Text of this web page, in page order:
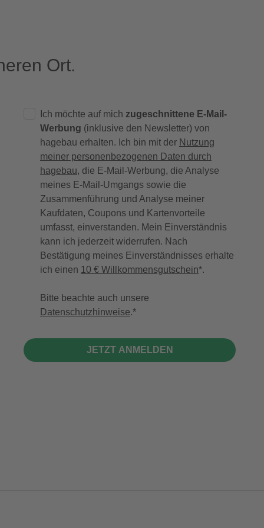
Ort.
Ich möchte auf mich zugeschnittene E-Mail-
Werbung (inklusive den Newsletter) von
hagebau erhalten. Ich bin mit der Nutzung
meiner personenbezogenen Daten durch
hagebau, die E-Mail-Werbung, die Analyse
meines E-Mail-Umgangs sowie die
Zusammenführung und Analyse meiner
Kaufdaten, Coupons und Kartenvorteile
umfasst, einverstanden. Mein Einverständnis
kann ich jederzeit widerrufen. Nach
Bestätigung meines Einverständnisses erhalte
ich einen 10 € Willkommensgutschein*.
Bitte beachte auch unsere
Datenschutzhinweise.
JETZT ANMELDEN